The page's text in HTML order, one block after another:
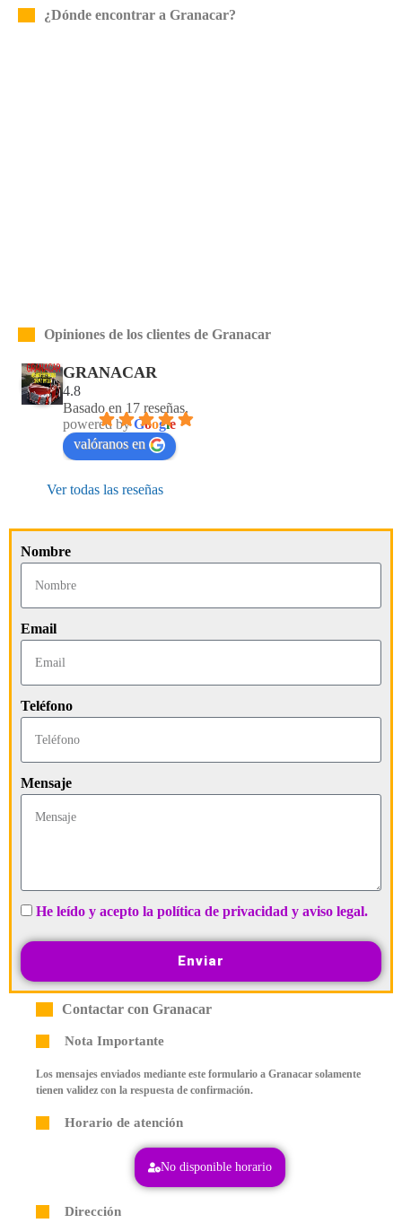
¿Dónde encontrar a Granacar?
Opiniones de los clientes de Granacar
GRANACAR
4.8
Basado en 17 reseñas.
powered byGoogle
valóranos en
Ver todas las reseñas
Nombre
Email
Teléfono
Mensaje
He leído y acepto la política de privacidad y aviso legal.
Enviar
Contactar con Granacar
Nota Importante
Los mensajes enviados mediante este formulario a Granacar solamente
tienen validez con la respuesta de confirmación.
Horario de atención
No disponible horario
Dirección